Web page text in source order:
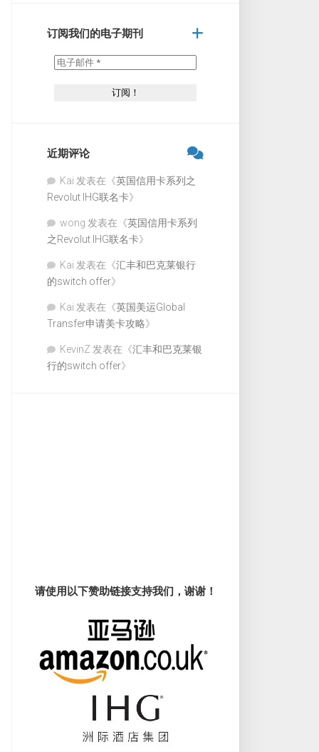
订阅我们的电子期刊
近期评论
Kai 发表在《英国信用卡系列之
Revolut IHG联名卡》
wong 发表在《英国信用卡系列
之Revolut IHG联名卡》
Kai 发表在《汇丰和巴克莱银行
的switch offer》
Kai 发表在《英国美运Global
Transfer申请美卡攻略》
KevinZ 发表在《汇丰和巴克莱银
行的switch offer》
请使用以下赞助链接支持我们，谢谢！